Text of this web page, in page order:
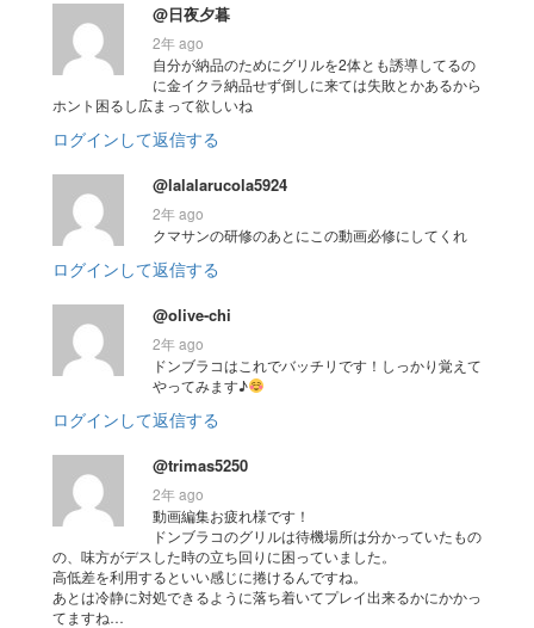
@日夜夕暮
2年 ago
自分が納品のためにグリルを2体とも誘導してるの
に金イクラ納品せず倒しに来ては失敗とかあるから
ホント困るし広まって欲しいね
ログインして返信する
@lalalarucola5924
2年 ago
クマサンの研修のあとにこの動画必修にしてくれ
ログインして返信する
@olive-chi
2年 ago
ドンブラコはこれでバッチリです！しっかり覚えて
やってみます♪
ログインして返信する
@trimas5250
2年 ago
動画編集お疲れ様です！
ドンブラコのグリルは待機場所は分かっていたもの
の、味方がデスした時の立ち回りに困っていました。
高低差を利用するといい感じに捲けるんですね。
あとは冷静に対処できるように落ち着いてプレイ出来るかにかかっ
てますね…